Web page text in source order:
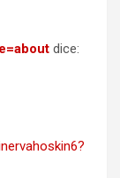
dice: